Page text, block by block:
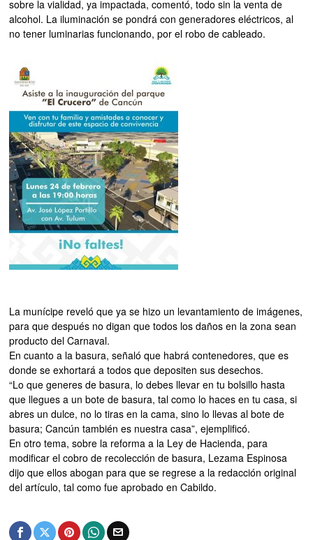
sobre la vialidad, ya impactada, comentó, todo sin la venta de
alcohol. La iluminación se pondrá con generadores eléctricos, al
no tener luminarias funcionando, por el robo de cableado.
La munícipe reveló que ya se hizo un levantamiento de imágenes,
para que después no digan que todos los daños en la zona sean
producto del Carnaval.
En cuanto a la basura, señaló que habrá contenedores, que es
donde se exhortará a todos que depositen sus desechos.
“Lo que generes de basura, lo debes llevar en tu bolsillo hasta
que llegues a un bote de basura, tal como lo haces en tu casa, si
abres un dulce, no lo tiras en la cama, sino lo llevas al bote de
basura; Cancún también es nuestra casa”, ejemplificó.
En otro tema, sobre la reforma a la Ley de Hacienda, para
modificar el cobro de recolección de basura, Lezama Espinosa
dijo que ellos abogan para que se regrese a la redacción original
del artículo, tal como fue aprobado en Cabildo.